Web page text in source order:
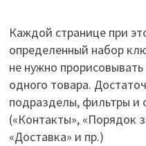
Каждой странице при
определенный набор
не нужно
одного товара.
подразделы, фильтры и
(«Контакты», «Порядок
«Доставка» и пр.)